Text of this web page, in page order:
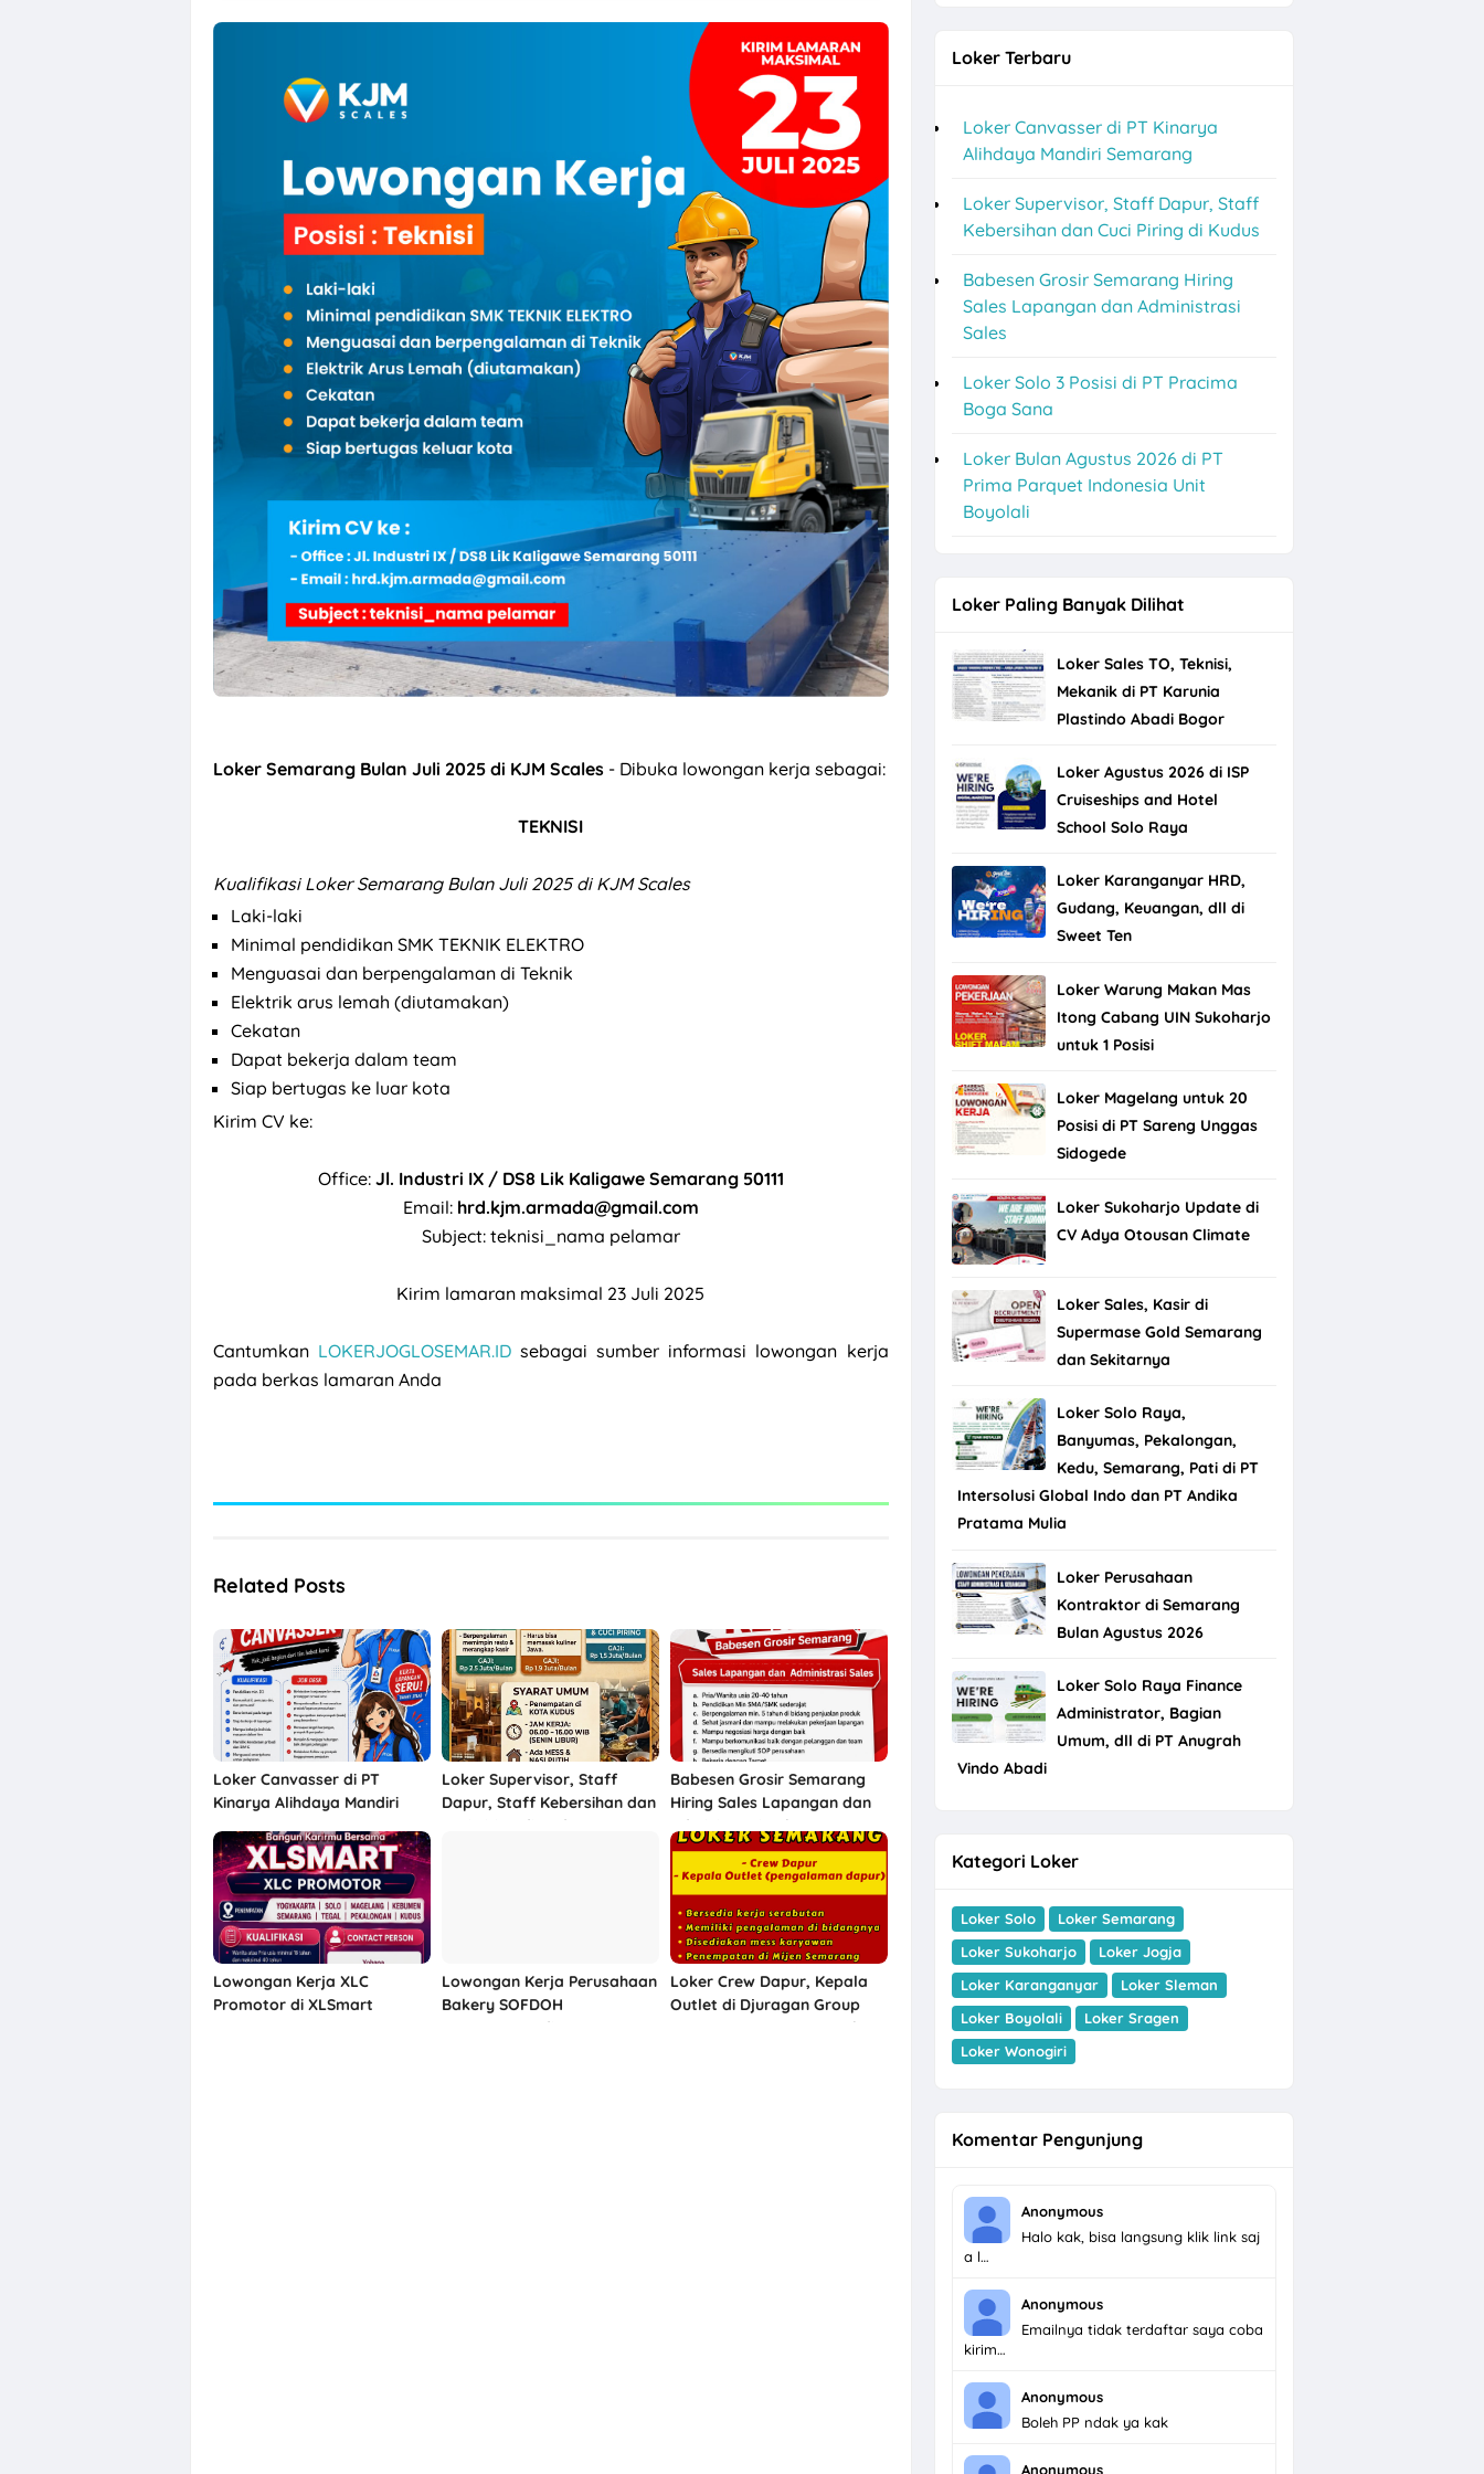
Loker Perbankan Sukoharjo Lulusan SMA dan D3 di PT BPR Mekar Nugraha
Loker Creative Desain Staff, Staff Operasional, dll di PT Tri Usaha Sinar Timur Solo Baru
Loker PT Multi Logam Perkasa untuk 1 Posisi di Klaten
Loker Solo Terbaru Lulusan D3 di Sayekti
Lowongan Kerja Perusahaan F&B di Waroeng Tokyo Semarang
Loker Kota Semarang di CV Bumi Raya Indonesia Bulan Agustus 2026
Loker Crew Gudang Produksi di Keprabon Group Sukoharjo
Loker Supervisor Store dan Barista di Pangestu Coffee Kendal
Loker Technical Sales, Social Media & Counter Officer di Indographia Prima Utama Solo Raya
Loker Operator Mesin Kayu, Tukang Kayu PT Venus Java Kreasindo di Solo & Sukoharjo
Loker Semarang Terbaru di Booba Bloom
Loker Solo Raya Posisi Staff Minuman, Dishwasher, Kasir, dll di Bakso Haji Mahmud
Loker Canvasser di PT Kinarya Alihdaya Mandiri Semarang
Loker Semarang Bulan Juli 2025 di KJM Scales - Dibuka lowongan kerja sebagai:
TEKNISI
Kualifikasi Loker Semarang Bulan Juli 2025 di KJM Scales
Laki-laki
Minimal pendidikan SMK TEKNIK ELEKTRO
Menguasai dan berpengalaman di Teknik
Elektrik arus lemah (diutamakan)
Cekatan
Dapat bekerja dalam team
Siap bertugas ke luar kota
Kirim CV ke:
Office:Jl. Industri IX / DS8 Lik Kaligawe Semarang 50111
Email: hrd.kjm.armada@gmail.com
Subject: teknisi_nama pelamar
Kirim lamaran maksimal 23 Juli 2025
Cantumkan LOKERJOGLOSEMAR.ID sebagai sumber informasi lowongan kerja
pada berkas lamaran Anda
Related Posts
Loker Canvasser di PT
Kinarya Alihdaya Mandiri
Loker Supervisor, Staff
Dapur, Staff Kebersihan dan
Cuci Piring di Kudus
Babesen Grosir Semarang
Hiring Sales Lapangan dan
Administrasi Sales
Lowongan Kerja XLC
Promotor di XLSmart
Lowongan Kerja Perusahaan
Bakery SOFDOH
Penempatan di Semarang,
Loker Crew Dapur, Kepala
Outlet di Djuragan Group
(Penyetan Juragan & Bakso
Loker Terbaru
Loker Canvasser di PT Kinarya
Alihdaya Mandiri Semarang
Loker Supervisor, Staff Dapur, Staff
Kebersihan dan Cuci Piring di Kudus
Babesen Grosir Semarang Hiring
Sales Lapangan dan Administrasi
Sales
Loker Solo 3 Posisi di PT Pracima
Boga Sana
Loker Bulan Agustus 2026 di PT
Prima Parquet Indonesia Unit
Boyolali
Loker Paling Banyak Dilihat
Loker Sales TO, Teknisi,
Mekanik di PT Karunia
Plastindo Abadi Bogor
Loker Agustus 2026 di ISP
Cruiseships and Hotel
School Solo Raya
Loker Karanganyar HRD,
Gudang, Keuangan, dll di
Sweet Ten
Loker Warung Makan Mas
Itong Cabang UIN Sukoharjo
untuk 1 Posisi
Loker Magelang untuk 20
Posisi di PT Sareng Unggas
Sidogede
Loker Sukoharjo Update di
CV Adya Otousan Climate
Loker Sales, Kasir di
Supermase Gold Semarang
dan Sekitarnya
Loker Solo Raya,
Banyumas, Pekalongan,
Kedu, Semarang, Pati di PT
Intersolusi Global Indo dan PT Andika
Pratama Mulia
Loker Perusahaan
Kontraktor di Semarang
Bulan Agustus 2026
Loker Solo Raya Finance
Administrator, Bagian
Umum, dll di PT Anugrah
Vindo Abadi
Kategori Loker
Loker Solo
Loker Semarang
Loker Sukoharjo
Loker Jogja
Loker Karanganyar
Loker Sleman
Loker Boyolali
Loker Sragen
Loker Wonogiri
Komentar Pengunjung
Anonymous
Halo kak, bisa langsung klik link saj
a l…
Anonymous
Emailnya tidak terdaftar saya coba
kirim…
Anonymous
Boleh PP ndak ya kak
Anonymous